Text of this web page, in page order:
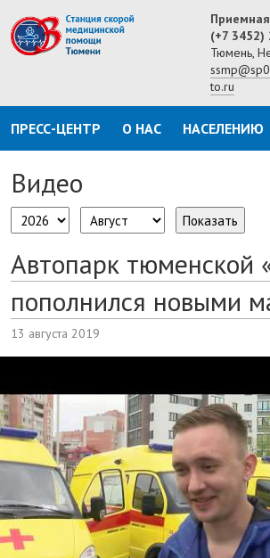
(+7 3452)
Тюмень,
to.ru
ПРЕСС-ЦЕНТР О НАС НАСЕЛЕНИЮ
Видео
Показать
Автопарк тюменской
пополнился новыми
13 августа 2019